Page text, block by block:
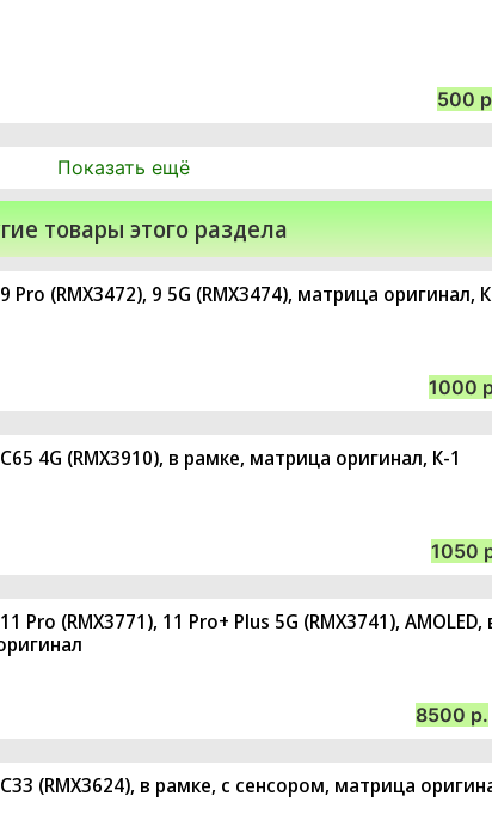
500
Показать ещё
товары этого раздела
Pro (RMX3472), 9 5G (RMX3474), матрица оригинал,
1000
4G (RMX3910), в рамке, матрица оригинал, К-1
1050
Pro (RMX3771), 11 Pro+ Plus 5G (RMX3741), AMOLED,
8500
(RMX3624), в рамке, с сенсором, матрица